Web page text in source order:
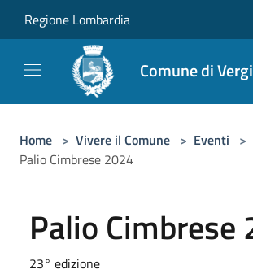
Regione Lombardia
Comune di
Home > Vivere il Comune > Eventi >
Palio Cimbrese 2024
Palio Cimbrese
23° edizione